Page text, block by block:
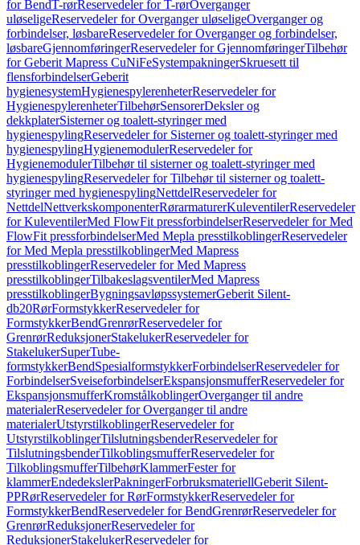
for BendT-rørReservedeler for T-rørOverganger
uløseligeReservedeler for Overganger uløseligeOverganger og
forbindelser, løsbareReservedeler for Overganger og forbindelser,
løsbareGjennomføringerReservedeler for GjennomføringerTilbehør
for Geberit Mapress CuNiFeSystempakningerSkruesett til
flensforbindelserGeberit
hygienesystemHygienespylerenheterReservedeler for
HygienespylerenheterTilbehørSensorerDeksler og
dekkplaterSisterner og toalett-styringer med
hygienespylingReservedeler for Sisterner og toalett-styringer med
hygienespylingHygienemodulerReservedeler for
HygienemodulerTilbehør til sisterner og toalett-styringer med
hygienespylingReservedeler for Tilbehør til sisterner og toalett-
styringer med hygienespylingNettdelReservedeler for
NettdelNettverkskomponenterRørarmaturerKuleventilerReservedeler
for KuleventilerMed FlowFit pressforbindelserReservedeler for Med
FlowFit pressforbindelserMed Mepla presstilkoblingerReservedeler
for Med Mepla presstilkoblingerMed Mapress
presstilkoblingerReservedeler for Med Mapress
presstilkoblingerTilbakeslagsventilerMed Mapress
presstilkoblingerBygningsavløpssystemerGeberit Silent-
db20RørFormstykkerReservedeler for
FormstykkerBendGrenrørReservedeler for
GrenrørReduksjonerStakelukerReservedeler for
StakelukerSuperTube-
formstykkerBendSpesialformstykkerForbindelserReservedeler for
ForbindelserSveiseforbindelserEkspansjonsmufferReservedeler for
EkspansjonsmufferKromstålkoblingerOverganger til andre
materialerReservedeler for Overganger til andre
materialerUtstyrstilkoblingerReservedeler for
UtstyrstilkoblingerTilslutningsbenderReservedeler for
TilslutningsbenderTilkoblingsmufferReservedeler for
TilkoblingsmufferTilbehørKlammerFester for
klammerEndedekslerPakningerForbruksmateriellGeberit Silent-
PPRørReservedeler for RørFormstykkerReservedeler for
FormstykkerBendReservedeler for BendGrenrørReservedeler for
GrenrørReduksjonerReservedeler for
ReduksjonerStakelukerReservedeler for